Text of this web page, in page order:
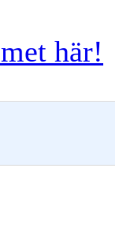
här!